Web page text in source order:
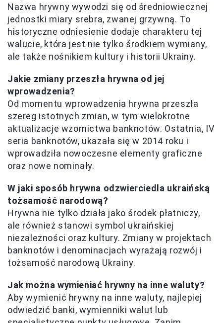
Nazwa hrywny wywodzi się od średniowiecznej
jednostki miary srebra, zwanej grzywną. To
historyczne odniesienie dodaje charakteru tej
walucie, która jest nie tylko środkiem wymiany,
ale także nośnikiem kultury i historii Ukrainy.
Jakie zmiany przeszła hrywna od jej
wprowadzenia?
Od momentu wprowadzenia hrywna przeszła
szereg istotnych zmian, w tym wielokrotne
aktualizacje wzornictwa banknotów. Ostatnia, IV
seria banknotów, ukazała się w 2014 roku i
wprowadziła nowoczesne elementy graficzne
oraz nowe nominały.
W jaki sposób hrywna odzwierciedla ukraińską
tożsamość narodową?
Hrywna nie tylko działa jako środek płatniczy,
ale również stanowi symbol ukraińskiej
niezależności oraz kultury. Zmiany w projektach
banknotów i denominacjach wyrażają rozwój i
tożsamość narodową Ukrainy.
Jak można wymieniać hrywny na inne waluty?
Aby wymienić hrywny na inne waluty, najlepiej
odwiedzić banki, wymienniki walut lub